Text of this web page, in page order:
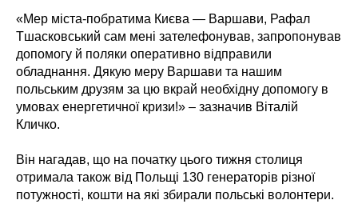
«Мер міста-побратима Києва — Варшави, Рафал
Тшасковський сам мені зателефонував, запропонував
допомогу й поляки оперативно відправили
обладнання. Дякую меру Варшави та нашим
польським друзям за цю вкрай необхідну допомогу в
умовах енергетичної кризи!» – зазначив Віталій
Кличко.
Він нагадав, що на початку цього тижня столиця
отримала також від Польщі 130 генераторів різної
потужності, кошти на які збирали польські волонтери.